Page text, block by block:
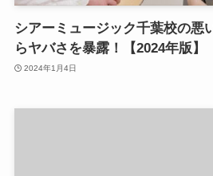
シアーミュージック千葉校の悪
らヤバさを暴露！【2024年版】
2024年1月4日